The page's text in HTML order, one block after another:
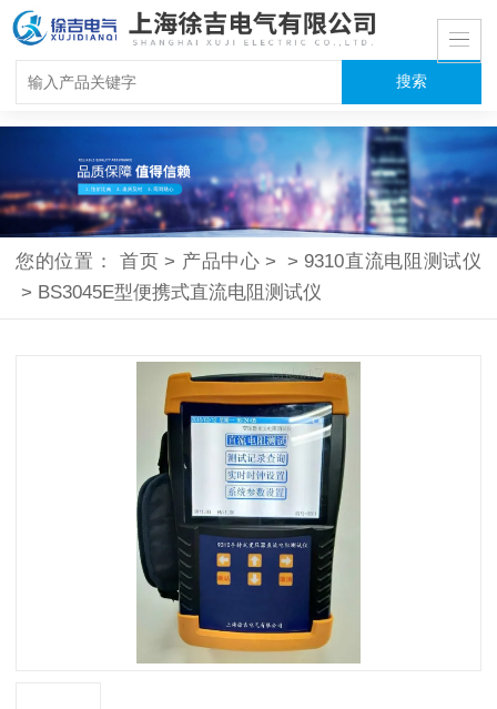
您的位置： 首页 > 产品中心 > > 9310直流电阻测试仪
> BS3045E型便携式直流电阻测试仪